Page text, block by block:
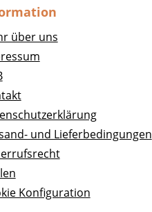
über uns
und Lieferbedingungen
Konfiguration